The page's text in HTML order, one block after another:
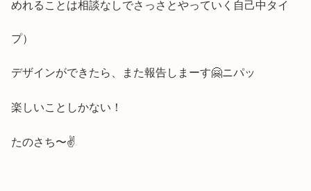
めれることは相談なしでさっさとやっていく自己中タイ
プ）
デザインができたら、また報告しまーす🤗ニパッ
楽しいことしかない！
たのさち〜✌️